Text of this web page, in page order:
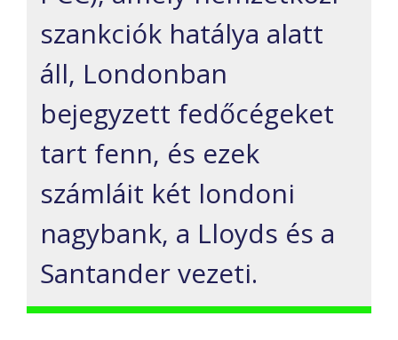
szankciók hatálya alatt
áll, Londonban
bejegyzett fedőcégeket
tart fenn, és ezek
számláit két londoni
nagybank, a Lloyds és a
Santander vezeti.